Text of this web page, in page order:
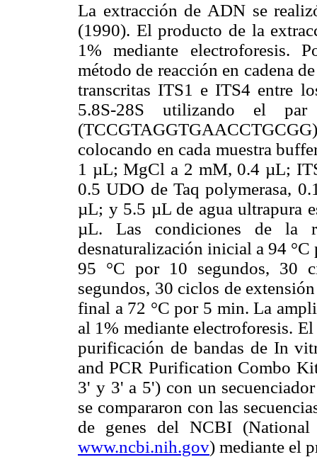
La extracción de ADN se
(1990). El producto de la
1% mediante electroforesis.
método de reacción en cadena
transcritas ITS1 e ITS4 entre
5.8S-28S utilizando el
colocando en cada muestra
1 µL; MgCl a 2 mM, 0.4 µL;
0.5 UDO de Taq polymerasa,
µL; y 5.5 µL de agua ultrapura
µL. Las condiciones de la
desnaturalización inicial a 94
95 °C por 10 segundos, 30
segundos, 30 ciclos de
final a 72 °C por 5 min. La
al 1% mediante electroforesis.
purificación de bandas de In
and PCR Purification Combo
3' y 3' a 5') con un
se compararon con las
de genes del NCBI
www.ncbi.nih.gov) mediante el